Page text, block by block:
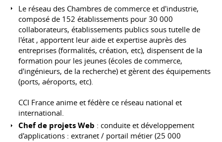
Le réseau des Chambres de commerce et d'industrie,
composé de 152 établissements pour 30 000
collaborateurs, établissements publics sous tutelle de
l'état , apportent leur aide et expertise auprès des
entreprises (formalités, création, etc), dispensent de la
formation pour les jeunes (écoles de commerce,
d'ingénieurs, de la recherche) et gèrent des équipements
(ports, aéroports, etc).
CCI France anime et fédère ce réseau national et
international.
Chef de projets Web : conduite et développement
d'applications : extranet / portail métier (25 000